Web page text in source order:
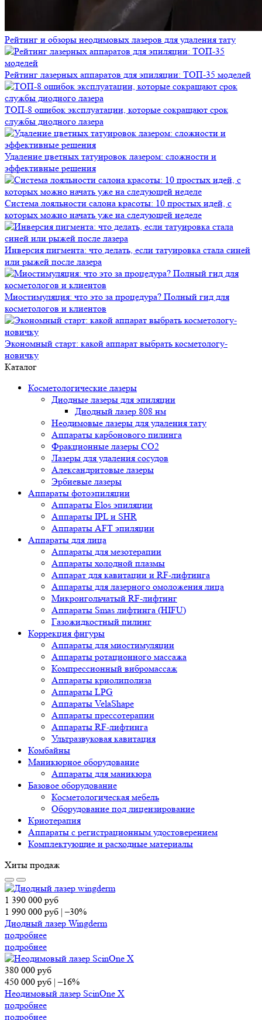
Рейтинг и обзоры неодимовых лазеров для удаления тату
Рейтинг лазерных аппаратов для эпиляции: ТОП-35 моделей
ТОП-8 ошибок эксплуатации, которые сокращают срок
службы диодного лазера
Удаление цветных татуировок лазером: сложности и
эффективные решения
Система лояльности салона красоты: 10 простых идей, с
которых можно начать уже на следующей неделе
Инверсия пигмента: что делать, если татуировка стала синей
или рыжей после лазера
Миостимуляция: что это за процедура? Полный гид для
косметологов и клиентов
Экономный старт: какой аппарат выбрать косметологу-
новичку
Каталог
Косметологические лазеры
Диодные лазеры для эпиляции
Диодный лазер 808 нм
Неодимовые лазеры для удаления тату
Аппараты карбонового пилинга
Фракционные лазеры CO2
Лазеры для удаления сосудов
Александритовые лазеры
Эрбиевые лазеры
Аппараты фотоэпиляции
Аппараты Elos эпиляции
Аппараты IPL и SHR
Аппараты AFT эпиляции
Аппараты для лица
Аппараты для мезотерапии
Аппараты холодной плазмы
Аппарат для кавитации и RF-лифтинга
Аппараты для лазерного омоложения лица
Микроигольчатый RF-лифтинг
Аппараты Smas лифтинга (HIFU)
Газожидкостный пилинг
Коррекция фигуры
Аппараты для миостимуляции
Аппараты ротационного массажа
Компрессионный вибромассаж
Аппараты криолиполиза
Аппараты LPG
Аппараты VelaShape
Аппараты прессотерапии
Аппараты RF-лифтинга
Ультразвуковая кавитация
Комбайны
Маникюрное оборудование
Аппараты для маникюра
Базовое оборудование
Косметологическая мебель
Оборудование под лицензирование
Криотерапия
Аппараты c регистрационным удостоверением
Комплектующие и расходные материалы
Хиты продаж
1 390 000 руб
1 990 000 руб |–30%
Диодный лазер Wingderm
подробнее
подробнее
380 000 руб
450 000 руб |–16%
Неодимовый лазер ScinOne X
подробнее
подробнее